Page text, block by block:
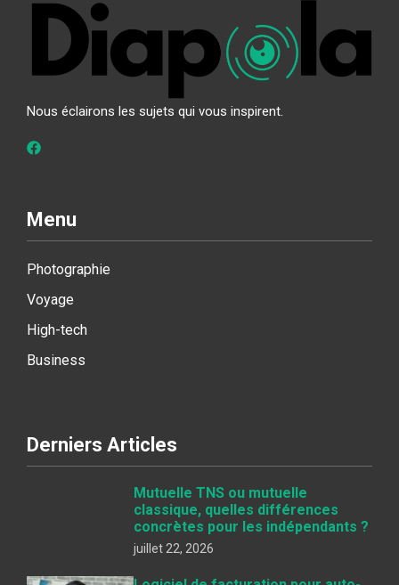
Nous éclairons les sujets qui vous inspirent.
Menu
Photographie
Voyage
High-tech
Business
Derniers Articles
Mutuelle TNS ou mutuelle
classique, quelles différences
concrètes pour les indépendants ?
juillet 22, 2026